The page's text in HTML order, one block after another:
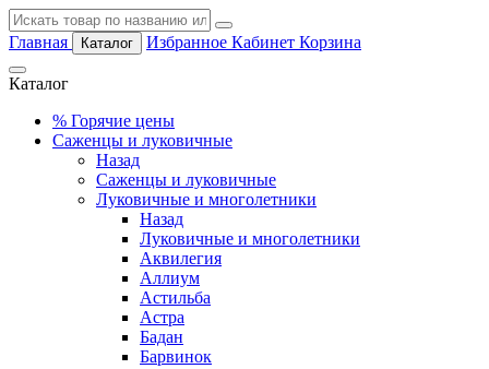
Главная Каталог Избранное Кабинет Корзина
Каталог
% Горячие цены
Саженцы и луковичные
Назад
Саженцы и луковичные
Луковичные и многолетники
Назад
Луковичные и многолетники
Аквилегия
Аллиум
Астильба
Астра
Бадан
Барвинок